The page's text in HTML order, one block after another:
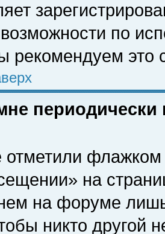
по
рекомендуем это
флажком
на
на форуме
никто другой